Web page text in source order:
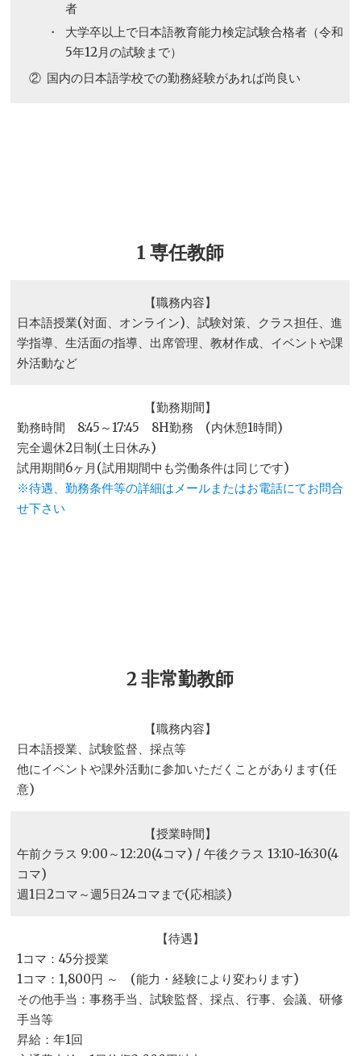
者
・
大学卒以上で日本語教育能力検定試験合格者（令和
5年12月の試験まで）
② 国内の日本語学校での勤務経験があれば尚良い
1 専任教師
【職務内容】
日本語授業(対面、オンライン)、試験対策、クラス担任、進
学指導、生活面の指導、出席管理、教材作成、イベントや課
外活動など
【勤務期間】
勤務時間 8:45～17:45 8H勤務 (内休憩1時間)
完全週休2日制(土日休み)
試用期間6ヶ月(試用期間中も労働条件は同じです)
※待遇、勤務条件等の詳細はメールまたはお電話にてお問合
せ下さい
2 非常勤教師
【職務内容】
日本語授業、試験監督、採点等
他にイベントや課外活動に参加いただくことがあります(任
意)
【授業時間】
午前クラス 9:00～12:20(4コマ) / 午後クラス 13:10~16:30(4
コマ)
週1日2コマ～週5日24コマまで(応相談)
【待遇】
1コマ：45分授業
1コマ：1,800円 ～ (能力・経験により変わります)
その他手当：事務手当、試験監督、採点、行事、会議、研修
手当等
昇給：年1回